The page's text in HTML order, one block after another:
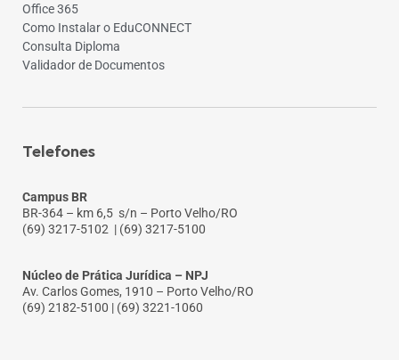
Office 365
Como Instalar o EduCONNECT
Consulta Diploma
Validador de Documentos
Telefones
Campus BR
BR-364 – km 6,5 s/n – Porto Velho/RO
(69) 3217-5102 | (69) 3217-5100
Núcleo de Prática Jurídica – NPJ
Av. Carlos Gomes, 1910 – Porto Velho/RO
(69) 2182-5100 | (69) 3221-1060